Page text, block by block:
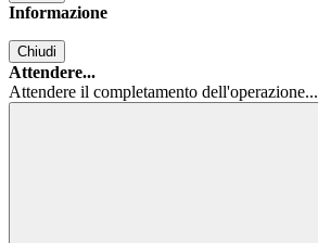
Informazione
Chiudi
Attendere...
Attendere il completamento dell'operazione...